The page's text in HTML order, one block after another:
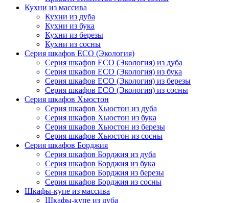
Кухни из массива
Кухни из дуба
Кухни из бука
Кухни из березы
Кухни из сосны
Серия шкафов ECO (Экология)
Серия шкафов ECO (Экология) из дуба
Серия шкафов ECO (Экология) из бука
Серия шкафов ECO (Экология) из березы
Серия шкафов ECO (Экология) из сосны
Серия шкафов Хьюстон
Серия шкафов Хьюстон из дуба
Серия шкафов Хьюстон из бука
Серия шкафов Хьюстон из березы
Серия шкафов Хьюстон из сосны
Серия шкафов Борджия
Серия шкафов Борджия из дуба
Серия шкафов Борджия из бука
Серия шкафов Борджия из березы
Серия шкафов Борджия из сосны
Шкафы-купе из массива
Шкафы-купе из дуба